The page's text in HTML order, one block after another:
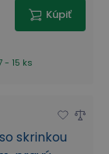
Kúpiť
- 15 ks
skrinkou